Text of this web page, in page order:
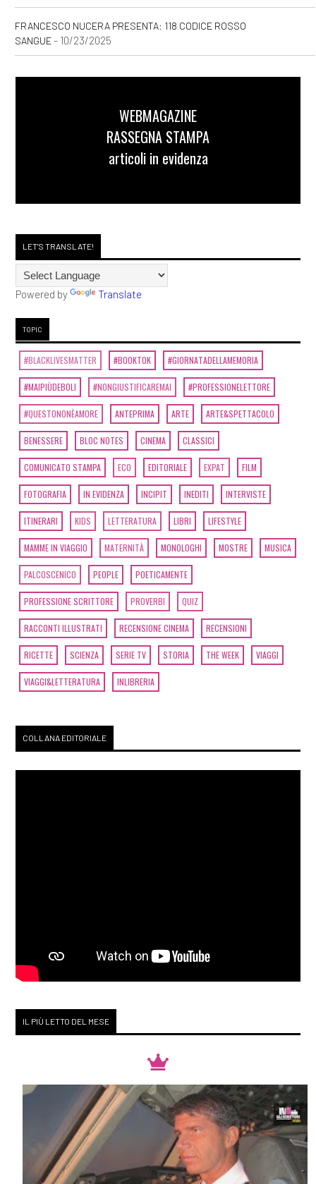
FRANCESCO NUCERA PRESENTA: 118 CODICE ROSSO
SANGUE- 10/23/2025
WEBMAGAZINE
RASSEGNA STAMPA
articoli in evidenza
LET'S TRANSLATE!
Powered by Translate
TOPIC
#BLACKLIVESMATTER #BOOKTOK #GIORNATADELLAMEMORIA
#MAIPIÙDEBOLI #NONGIUSTIFICAREMAI #PROFESSIONELETTORE
#QUESTONONÈAMORE ANTEPRIMA ARTE ARTE&SPETTACOLO
BENESSERE BLOC NOTES CINEMA CLASSICI
COMUNICATO STAMPA ECO EDITORIALE EXPAT FILM
FOTOGRAFIA IN EVIDENZA INCIPIT INEDITI INTERVISTE
ITINERARI KIDS LETTERATURA LIBRI LIFESTYLE
MAMME IN VIAGGIO MATERNITÀ MONOLOGHI MOSTRE MUSICA
PALCOSCENICO PEOPLE POETICAMENTE
PROFESSIONE SCRITTORE PROVERBI QUIZ
RACCONTI ILLUSTRATI RECENSIONE CINEMA RECENSIONI
RICETTE SCIENZA SERIE TV STORIA THE WEEK VIAGGI
VIAGGI&LETTERATURA INLIBRERIA
COLLANA EDITORIALE
IL PIÙ LETTO DEL MESE